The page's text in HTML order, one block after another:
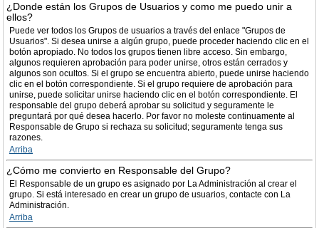
¿Donde están los Grupos de Usuarios y como me puedo unir a
ellos?
Puede ver todos los Grupos de usuarios a través del enlace "Grupos de
Usuarios". Si desea unirse a algún grupo, puede proceder haciendo clic en el
botón apropiado. No todos los grupos tienen libre acceso. Sin embargo,
algunos requieren aprobación para poder unirse, otros están cerrados y
algunos son ocultos. Si el grupo se encuentra abierto, puede unirse haciendo
clic en el botón correspondiente. Si el grupo requiere de aprobación para
unirse, puede solicitar unirse haciendo clic en el botón correspondiente. El
responsable del grupo deberá aprobar su solicitud y seguramente le
preguntará por qué desea hacerlo. Por favor no moleste continuamente al
Responsable de Grupo si rechaza su solicitud; seguramente tenga sus
razones.
Arriba
¿Cómo me convierto en Responsable del Grupo?
El Responsable de un grupo es asignado por La Administración al crear el
grupo. Si está interesado en crear un grupo de usuarios, contacte con La
Administración.
Arriba